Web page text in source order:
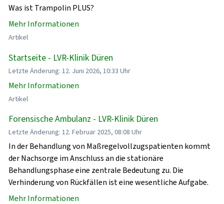
Was ist Trampolin PLUS?
Mehr Informationen
Artikel
Startseite - LVR-Klinik Düren
Letzte Änderung: 12. Juni 2026, 10:33 Uhr
Mehr Informationen
Artikel
Forensische Ambulanz - LVR-Klinik Düren
Letzte Änderung: 12. Februar 2025, 08:08 Uhr
In der Behandlung von Maßregelvollzugspatienten kommt
der Nachsorge im Anschluss an die stationäre
Behandlungsphase eine zentrale Bedeutung zu. Die
Verhinderung von Rückfällen ist eine wesentliche Aufgabe.
Mehr Informationen